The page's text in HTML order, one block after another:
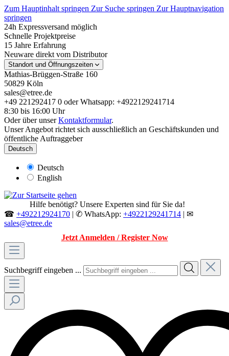
Zum Hauptinhalt springen Zur Suche springen Zur Hauptnavigation
springen
24h Expressversand möglich
Schnelle Projektpreise
15 Jahre Erfahrung
Neuware direkt vom Distributor
Standort und Öffnungszeiten
Mathias-Brüggen-Straße 160
50829 Köln
sales@etree.de
+49 221292417 0 oder Whatsapp: +4922129241714
8:30 bis 16:00 Uhr
Oder über unserKontaktformular.
Unser Angebot richtet sich ausschließlich an Geschäftskunden und
öffentliche Auftraggeber
Deutsch
Deutsch
English
Hilfe benötigt? Unsere Experten sind für Sie da!
☎ +492212924170 | ✆ WhatsApp: +4922129241714 | ✉
sales@etree.de
Jetzt Anmelden / Register Now
Suchbegriff eingeben ...